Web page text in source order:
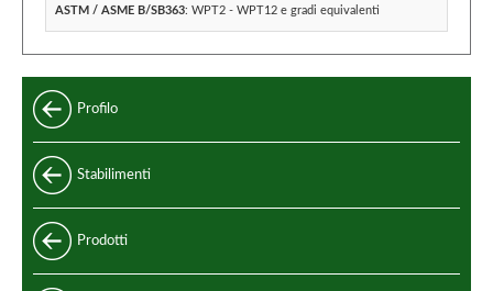
ASTM / ASME B/SB363: WPT2 - WPT12 e gradi equivalenti
Profilo
Stabilimenti
Prodotti